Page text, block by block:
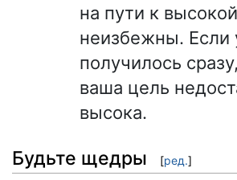
на пути к
неизбежны. Если
получилось
ваша цель
высока.
Будьте щедры [ред.]